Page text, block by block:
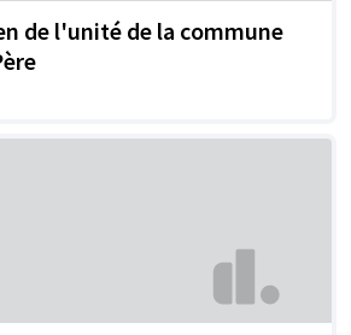
de l'unité de la commune